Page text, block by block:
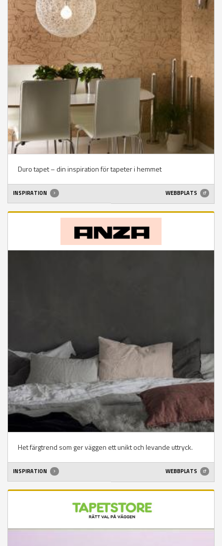
Duro tapet – din inspiration för tapeter i hemmet
INSPIRATION WEBBPLATS
Het färgtrend som ger väggen ett unikt och levande uttryck.
INSPIRATION WEBBPLATS